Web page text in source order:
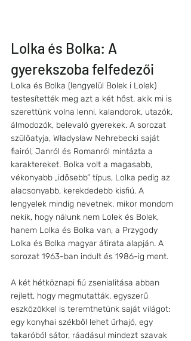
Lolka és Bolka: A
gyerekszoba felfedezői
Lolka és Bolka (lengyelül Bolek i Lolek)
testesítették meg azt a két hőst, akik mi is
szerettünk volna lenni, kalandorok, utazók,
álmodozók, belevaló gyerekek. A sorozat
szülőatyja, Władysław Nehrebecki saját
fiairól, Janról és Romanról mintázta a
karaktereket. Bolka volt a magasabb,
vékonyabb „idősebb” típus, Lolka pedig az
alacsonyabb, kerekdedebb kisfiú. A
lengyelek mindig nevetnek, mikor mondom
nekik, hogy nálunk nem Lolek és Bolek,
hanem Lolka és Bolka van, a Przygody
Lolka és Bolka magyar átirata alapján. A
sorozat 1963-ban indult és 1986-ig ment.
A két hétköznapi fiú zsenialitása abban
rejlett, hogy megmutatták, egyszerű
eszközökkel is teremthetünk saját világot:
egy konyhai székből lehet űrhajó, egy
takaróból sátor, ráadásul mindezt szavak